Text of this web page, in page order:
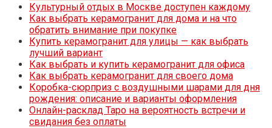
Культурный отдых в Москве доступен каждому
Как выбрать керамогранит для дома и на что
обратить внимание при покупке
Купить керамогранит для улицы — как выбрать
лучший вариант
Как выбрать и купить керамогранит для офиса
Как выбрать керамогранит для своего дома
Коробка-сюрприз с воздушными шарами для дня
рождения: описание и варианты оформления
Онлайн-расклад Таро на вероятность встречи и
свидания без оплаты